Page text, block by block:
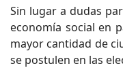
Sin lugar a dudas
economía social en
mayor cantidad de
se postulen en las